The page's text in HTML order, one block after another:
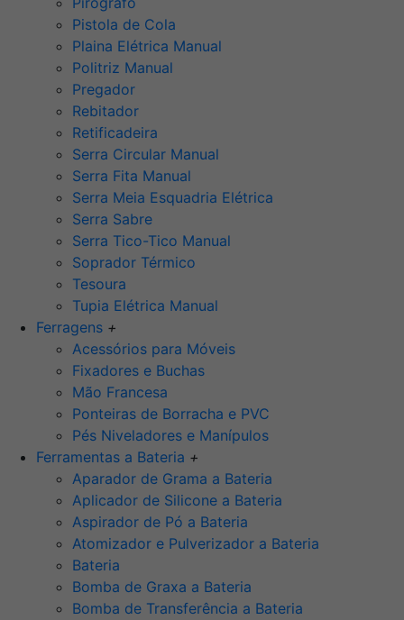
Pistola de Cola
Plaina Elétrica Manual
Politriz Manual
Pregador
Rebitador
Retificadeira
Serra Circular Manual
Serra Fita Manual
Serra Meia Esquadria Elétrica
Serra Sabre
Serra Tico-Tico Manual
Soprador Térmico
Tesoura
Tupia Elétrica Manual
Ferragens +
Acessórios para Móveis
Fixadores e Buchas
Mão Francesa
Ponteiras de Borracha e PVC
Pés Niveladores e Manípulos
Ferramentas a Bateria +
Aparador de Grama a Bateria
Aplicador de Silicone a Bateria
Aspirador de Pó a Bateria
Atomizador e Pulverizador a Bateria
Bateria
Bomba de Graxa a Bateria
Bomba de Transferência a Bateria